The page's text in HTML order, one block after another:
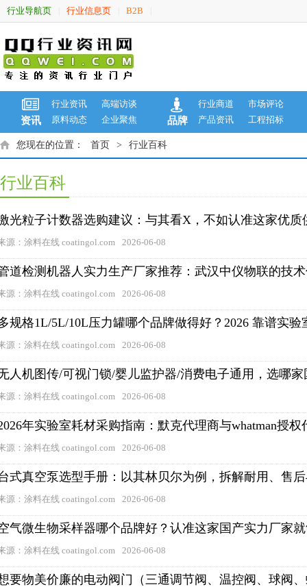
行业导航页 行业信息页 B2B
资讯
行业资讯
高端访谈
原料动态
企业聚焦 品牌
行业商道
市场评论
产品资讯
工程招标
您现在的位置： 首页 > 行业百科
行业百科
光粒子计数器选购建议：与其看X，不如认准这家优质
源：涂料在线 coatingol.com 2026-06-08
道检测机器人实力生产厂家推荐：武汉中仪物联的技
源：涂料在线 coatingol.com 2026-06-08
规格1L/5L/10L压力罐哪个品牌做得好？2026 靠谱实
源：涂料在线 coatingol.com 2026-06-08
人机图传/可视门锁/婴儿监护器/消费电子通用，选哪
源：涂料在线 coatingol.com 2026-06-08
年实验室耗材采购指南：默克代理商与whatman授
源：涂料在线 coatingol.com 2026-06-08
式真空泵选型手册：以其林贝尔为例，拆解耐用、售
源：涂料在线 coatingol.com 2026-06-08
气微生物采样器哪个品牌好？认准这家国产实力厂家
源：涂料在线 coatingol.com 2026-06-08
要物美价廉的电动阀门（三通调节阀、温控阀、球阀